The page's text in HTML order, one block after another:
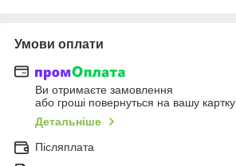
Умови оплати
Ви отримаєте замовлення
або гроші повернуться на вашу картку
Детальніше
Післяплата